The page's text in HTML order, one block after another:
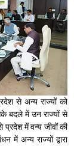
से अन्य राज्यों को
बदले में उन राज्यों से
प्रदेश में वन्य जीवों की
में अन्य राज्यों द्वारा